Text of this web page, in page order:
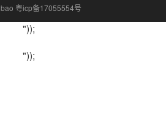
粤icp备17055554号
"));
"));